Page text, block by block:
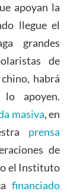
apoyan la
llegue el
grandes
de
habrá
lo apoyen.
masiva, en
prensa
de
el Instituto
financiado